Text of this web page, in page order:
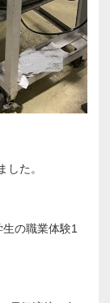
た。
生の職業体験1